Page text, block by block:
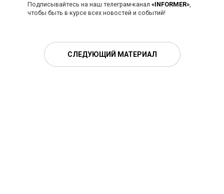
Подписывайтесь на наш телеграм-канал «INFORMER»,
чтобы быть в курсе всех новостей и событий!
СЛЕДУЮЩИЙ МАТЕРИАЛ